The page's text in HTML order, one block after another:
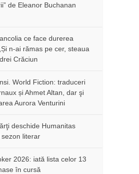
de Eleanor Buchanan
ce face durerea
n-ai rămas pe cer, steaua
Crăciun
World Fiction: traduceri
și Ahmet Altan, dar şi
Aurora Venturini
deschide Humanitas
literar
2026: iată lista celor 13
în cursă